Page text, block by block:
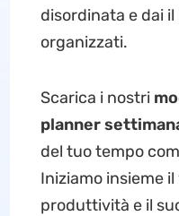
disordinata e dai
organizzati.
Scarica i nostri
planner
del tuo tempo
Iniziamo insieme
produttività e il